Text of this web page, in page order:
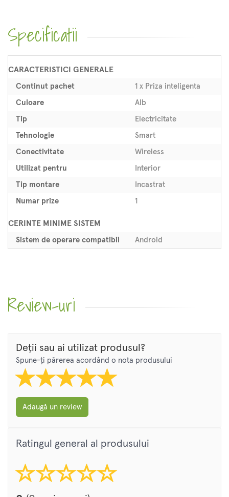
Specificatii
CARACTERISTICI GENERALE
Continut pachet 1 x Priza inteligenta
Culoare Alb
Tip Electricitate
Tehnologie Smart
Conectivitate Wireless
Utilizat pentru Interior
Tip montare Incastrat
Numar prize 1
CERINTE MINIME SISTEM
Sistem de operare compatibil Android
Review-uri
Deții sau ai utilizat produsul?
Spune-ți părerea acordând o nota produsului
Adaugă un review
Ratingul general al produsului